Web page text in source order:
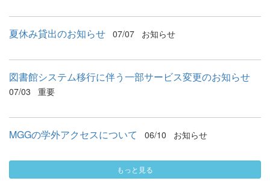
夏休み貸出のお知らせ 07/07 お知らせ
図書館システム移行に伴う一部サービス変更のお知らせ
07/03 重要
MGGの学外アクセスについて 06/10 お知らせ
もっと見る